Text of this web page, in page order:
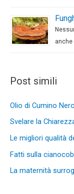
anche
Post simili
Olio di Cumino
Svelare la
Le migliori qualità
Fatti sulla
La maternità